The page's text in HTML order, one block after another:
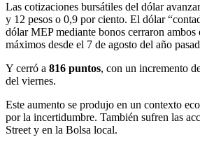
Las cotizaciones bursátiles del dólar
y 12 pesos o 0,9 por ciento. El dólar
dólar MEP mediante bonos cerraron ambos
máximos desde el 7 de agosto del año
Y cerró a 816 puntos, con un incremento
del viernes.
Este aumento se produjo en un contexto
por la incertidumbre. También sufren las
Street y en la Bolsa local.